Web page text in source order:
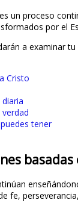
un proceso
por el
a examinar
Cristo
tener
fe,